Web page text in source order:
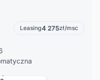
Leasing4 275zł/msc